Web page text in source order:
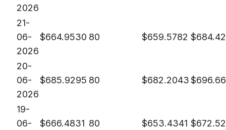
2026
21-
06-
2026
$664.9530 80 $659.5782 $
20-
06-
2026
$685.9295 80 $682.2043$
19-
06-
$666.4831 80 $653.4341 $